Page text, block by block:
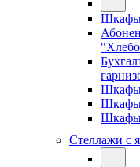
Шкафы
Шкафы
Шкафы
Шкафы
Стеллажи с